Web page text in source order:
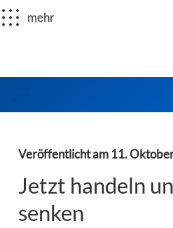
mehr
Veröffentlicht am 11.
Jetzt handeln
senken